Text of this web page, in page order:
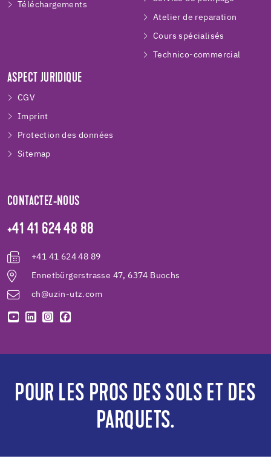
Téléchargements
Atelier de reparation
Cours spécialisés
Technico-commercial
ASPECT JURIDIQUE
CGV
Imprint
Protection des données
Sitemap
CONTACTEZ-NOUS
+41 41 624 48 88
+41 41 624 48 89
Ennetbürgerstrasse 47, 6374 Buochs
ch@uzin-utz.com
POUR LES PROS DES SOLS ET DES
PARQUETS.